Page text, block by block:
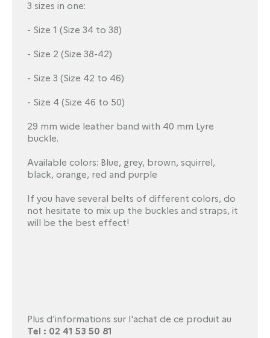
3 sizes in one:
- Size 1 (Size 34 to 38)
- Size 2 (Size 38-42)
- Size 3 (Size 42 to 46)
- Size 4 (Size 46 to 50)
29 mm wide leather band with 40 mm Lyre
buckle.
Available colors: Blue, grey, brown, squirrel,
black, orange, red and purple
If you have several belts of different colors, do
not hesitate to mix up the buckles and straps, it
will be the best effect!
Plus d'informations sur l'achat de ce produit au
Tel : 02 41 53 50 81